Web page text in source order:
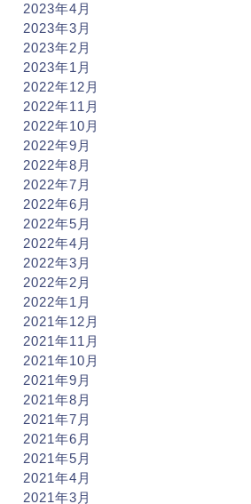
2023年4月
2023年3月
2023年2月
2023年1月
2022年12月
2022年11月
2022年10月
2022年9月
2022年8月
2022年7月
2022年6月
2022年5月
2022年4月
2022年3月
2022年2月
2022年1月
2021年12月
2021年11月
2021年10月
2021年9月
2021年8月
2021年7月
2021年6月
2021年5月
2021年4月
2021年3月